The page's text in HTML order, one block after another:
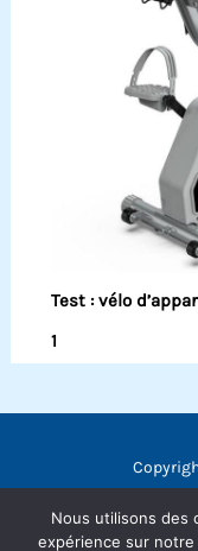
Test : vélo
1
Nous utilisons des
expérience sur